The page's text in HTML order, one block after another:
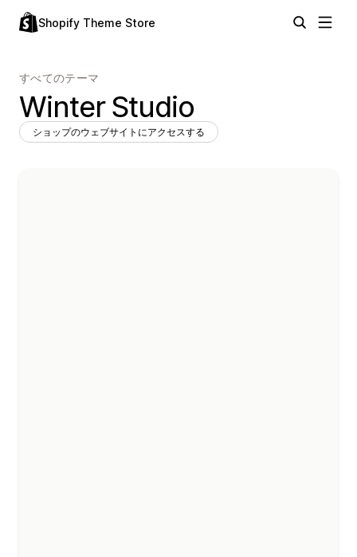
Shopify Theme Store
すべてのテーマ
Winter Studio
ショップのウェブサイトにアクセスする